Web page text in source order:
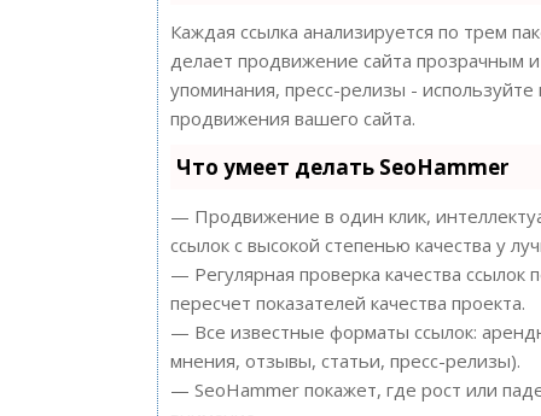
Каждая ссылка анализируется по трем
делает продвижение сайта прозрачным
упоминания, пресс-релизы -
продвижения вашего сайта.
Что умеет делать SeoHammer
— Продвижение в один клик,
ссылок с высокой степенью качества у
— Регулярная проверка качества
пересчет показателей качества проекта.
— Все известные форматы ссылок:
мнения, отзывы, статьи, пресс-релизы).
— SeoHammer покажет, где рост или